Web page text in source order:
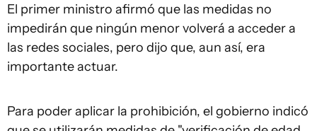
El primer ministro afirmó que las medidas no
impedirán que ningún menor volverá a acceder a
las redes sociales, pero dijo que, aun así, era
importante actuar.
Para poder aplicar la prohibición, el gobierno indicó